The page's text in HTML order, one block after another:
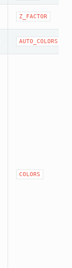
Z_FACTOR
AUTO_COLORS
COLORS